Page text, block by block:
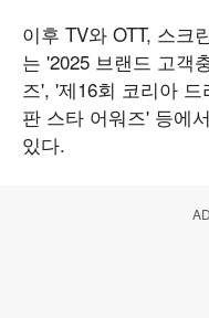
이후 TV와 OTT, 스크
는 '2025 브랜드 고객
즈', '제16회 코리아
판 스타 어워즈' 등에
있다.